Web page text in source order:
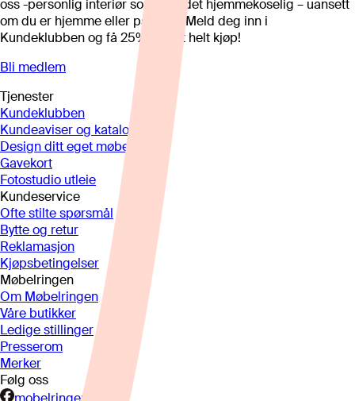
oss -personlig interiør som gjør det hjemmekoselig – uansett
om du er hjemme eller på hytta. Meld deg inn i
Kundeklubben og få 25%* på et helt kjøp!
Bli medlem
Tjenester
Kundeklubben
Kundeaviser og kataloger
Design ditt eget møbel
Gavekort
Fotostudio utleie
Kundeservice
Ofte stilte spørsmål
Bytte og retur
Reklamasjon
Kjøpsbetingelser
Møbelringen
Om Møbelringen
Våre butikker
Ledige stillinger
Presserom
Merker
Følg oss